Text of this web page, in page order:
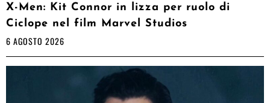
X-Men: Kit Connor in lizza per ruolo di
Ciclope nel film Marvel Studios
6 AGOSTO 2026